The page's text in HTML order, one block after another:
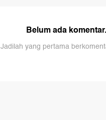
Belum ada komentar.
Jadilah yang pertama